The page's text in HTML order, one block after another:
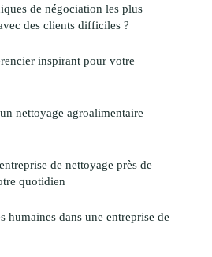
de négociation les plus
des clients difficiles ?
inspirant pour votre
nettoyage agroalimentaire
de nettoyage près de
quotidien
humaines dans une entreprise de